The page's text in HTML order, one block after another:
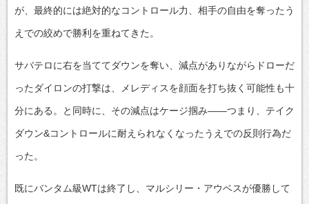
が、最終的には絶対的なコントロール力、相手の自由を奪ったう
えでの絞めで勝利を重ねてきた。
サバテロに右を当ててダウンを奪い、減点がありながらドローだ
ったダイロンの打撃は、メレディスを顔面を打ち抜く可能性も十
分にある。と同時に、その減点はケージ掴み――つまり、テイク
ダウン&コントロールに耐えられなくなったうえでの反則行為だ
った。
既にバンタム級WTは終了し、マルシリー・アウベスが優勝して